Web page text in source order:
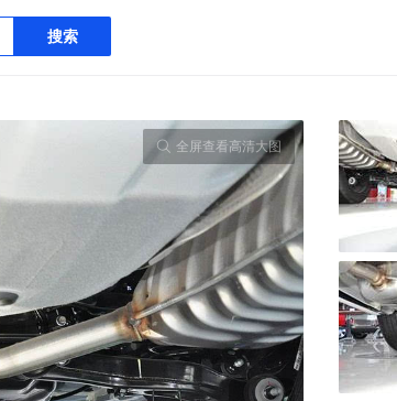
搜索
全屏查看高清大图